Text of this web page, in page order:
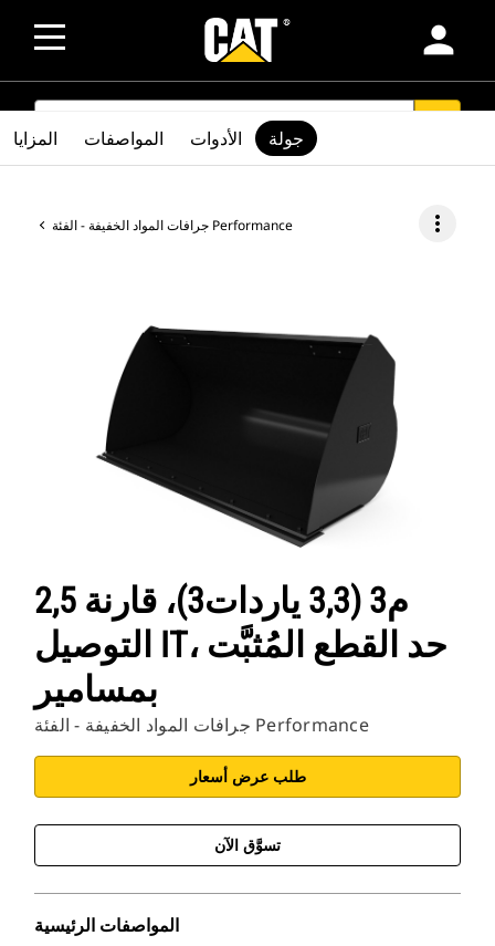
person
SEARCH
جرافات المواد الخفيفة - الفئة Performance more_vert
2,5 م3 (3,3 ياردات3)، قارنة
التوصيل IT، حد القطع المُثبَّت
بمسامير
جرافات المواد الخفيفة - الفئة Performance
طلب عرض أسعار
تسوَّق الآن
المواصفات الرئيسية
المزايا المواصفات الأدوات جولة